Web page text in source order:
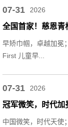
07-31 2026
全国首家！慈恩青
早矫巾帼，卓越加冕
First 儿童早...
07-31 2026
冠军微笑，时代加
中国微笑，时代天使